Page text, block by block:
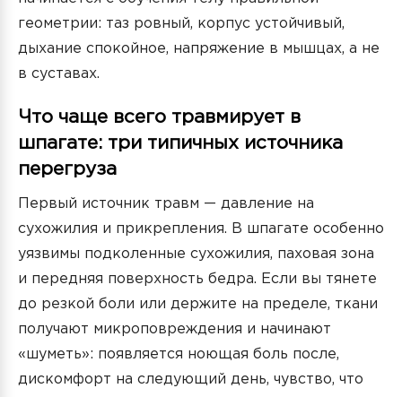
геометрии: таз ровный, корпус устойчивый,
дыхание спокойное, напряжение в мышцах, а не
в суставах.
Что чаще всего травмирует в
шпагате: три типичных источника
перегруза
Первый источник травм — давление на
сухожилия и прикрепления. В шпагате особенно
уязвимы подколенные сухожилия, паховая зона
и передняя поверхность бедра. Если вы тянете
до резкой боли или держите на пределе, ткани
получают микроповреждения и начинают
«шуметь»: появляется ноющая боль после,
дискомфорт на следующий день, чувство, что